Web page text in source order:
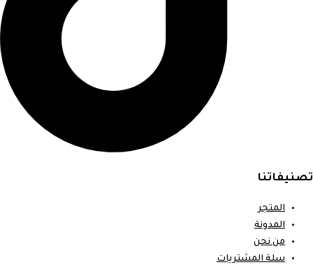
تصنيفاتنا
المتجر
المدونة
من نحن
سلة المشتريات